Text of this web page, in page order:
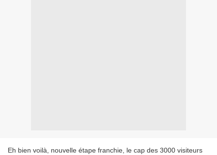
Eh bien voilà, nouvelle étape franchie, le cap des 3000 visiteurs